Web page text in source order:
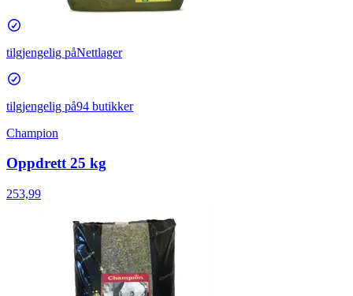
tilgjengelig påNettlager
tilgjengelig på94 butikker
Champion
Oppdrett 25 kg
253,99